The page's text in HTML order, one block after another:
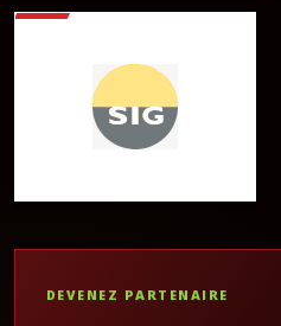
DEVENEZ PARTENAIRE